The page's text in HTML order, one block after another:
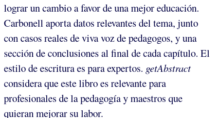
lograr un cambio a favor de una mejor educación.
Carbonell aporta datos relevantes del tema, junto
con casos reales de viva voz de pedagogos, y una
sección de conclusiones al final de cada capítulo. El
estilo de escritura es para expertos. getAbstract
considera que este libro es relevante para
profesionales de la pedagogía y maestros que
quieran mejorar su labor.